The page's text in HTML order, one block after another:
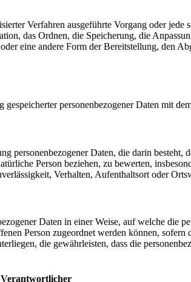
Verfahren ausgeführte Vorgang oder jede
das Ordnen, die Speicherung, die
eine andere Form der Bereitstellung, den
personenbezogener Daten mit
personenbezogener Daten, die darin besteht,
Person beziehen, zu bewerten,
Verhalten, Aufenthaltsort oder
Daten in einer Weise, auf welche die
Person zugeordnet werden können,
die gewährleisten, dass die